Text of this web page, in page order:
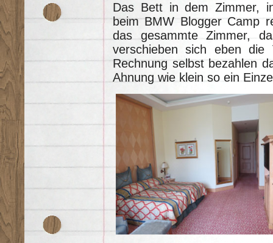
Das Bett in dem Zimmer,
beim BMW Blogger Camp
das gesammte Zimmer,
verschieben sich eben die
Rechnung selbst bezahlen
Ahnung wie klein so ein